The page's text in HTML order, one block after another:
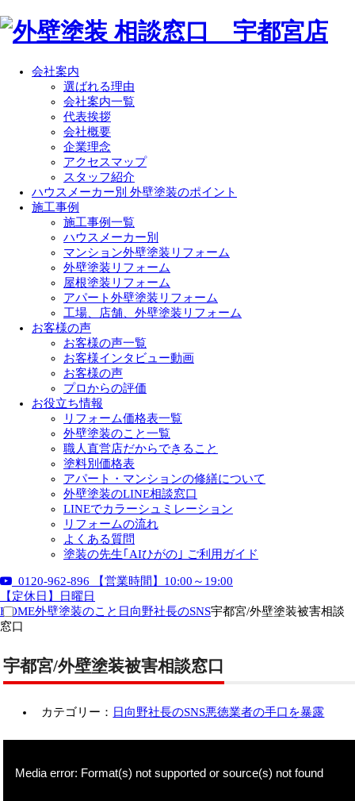
会社案内
選ばれる理由
会社案内一覧
代表挨拶
会社概要
企業理念
アクセスマップ
スタッフ紹介
ハウスメーカー別 外壁塗装のポイント
施工事例
施工事例一覧
ハウスメーカー別
マンション外壁塗装リフォーム
外壁塗装リフォーム
屋根塗装リフォーム
アパート外壁塗装リフォーム
工場、店舗、外壁塗装リフォーム
お客様の声
お客様の声一覧
お客様インタビュー動画
お客様の声
プロからの評価
お役立ち情報
リフォーム価格表一覧
外壁塗装のこと一覧
職人直営店だからできること
塗料別価格表
アパート・マンションの修繕について
外壁塗装のLINE相談窓口
LINEでカラーシュミレーション
リフォームの流れ
よくある質問
塗装の先生｢AIひがの｣ ご利用ガイド
0120-962-896
【営業時間】10:00～19:00
【定休日】日曜日
HOME外壁塗装のこと 日向野社長のSNS宇都宮/外壁塗装被害相談
窓口
宇都宮/外壁塗装被害相談窓口
カテゴリー： 日向野社長のSNS悪徳業者の手口を暴露
Media error: Format(s) not supported or source(s) not found